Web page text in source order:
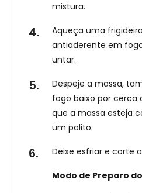
mistura.
Aqueça uma
antiaderente em
untar.
Despeje a massa,
fogo baixo por cerca
que a massa esteja
um palito.
Deixe esfriar e corte
Modo de Preparo